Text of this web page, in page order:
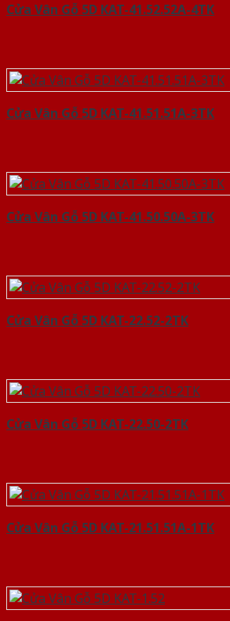
Cửa Vân Gỗ 5D KAT-41.52.52A-4TK
Cửa Vân Gỗ 5D KAT-41.51.51A-3TK
Cửa Vân Gỗ 5D KAT-41.50.50A-3TK
Cửa Vân Gỗ 5D KAT-22.52-2TK
Cửa Vân Gỗ 5D KAT-22.50-2TK
Cửa Vân Gỗ 5D KAT-21.51.51A-1TK